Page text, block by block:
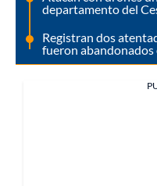
departamento del
Registran dos
fueron